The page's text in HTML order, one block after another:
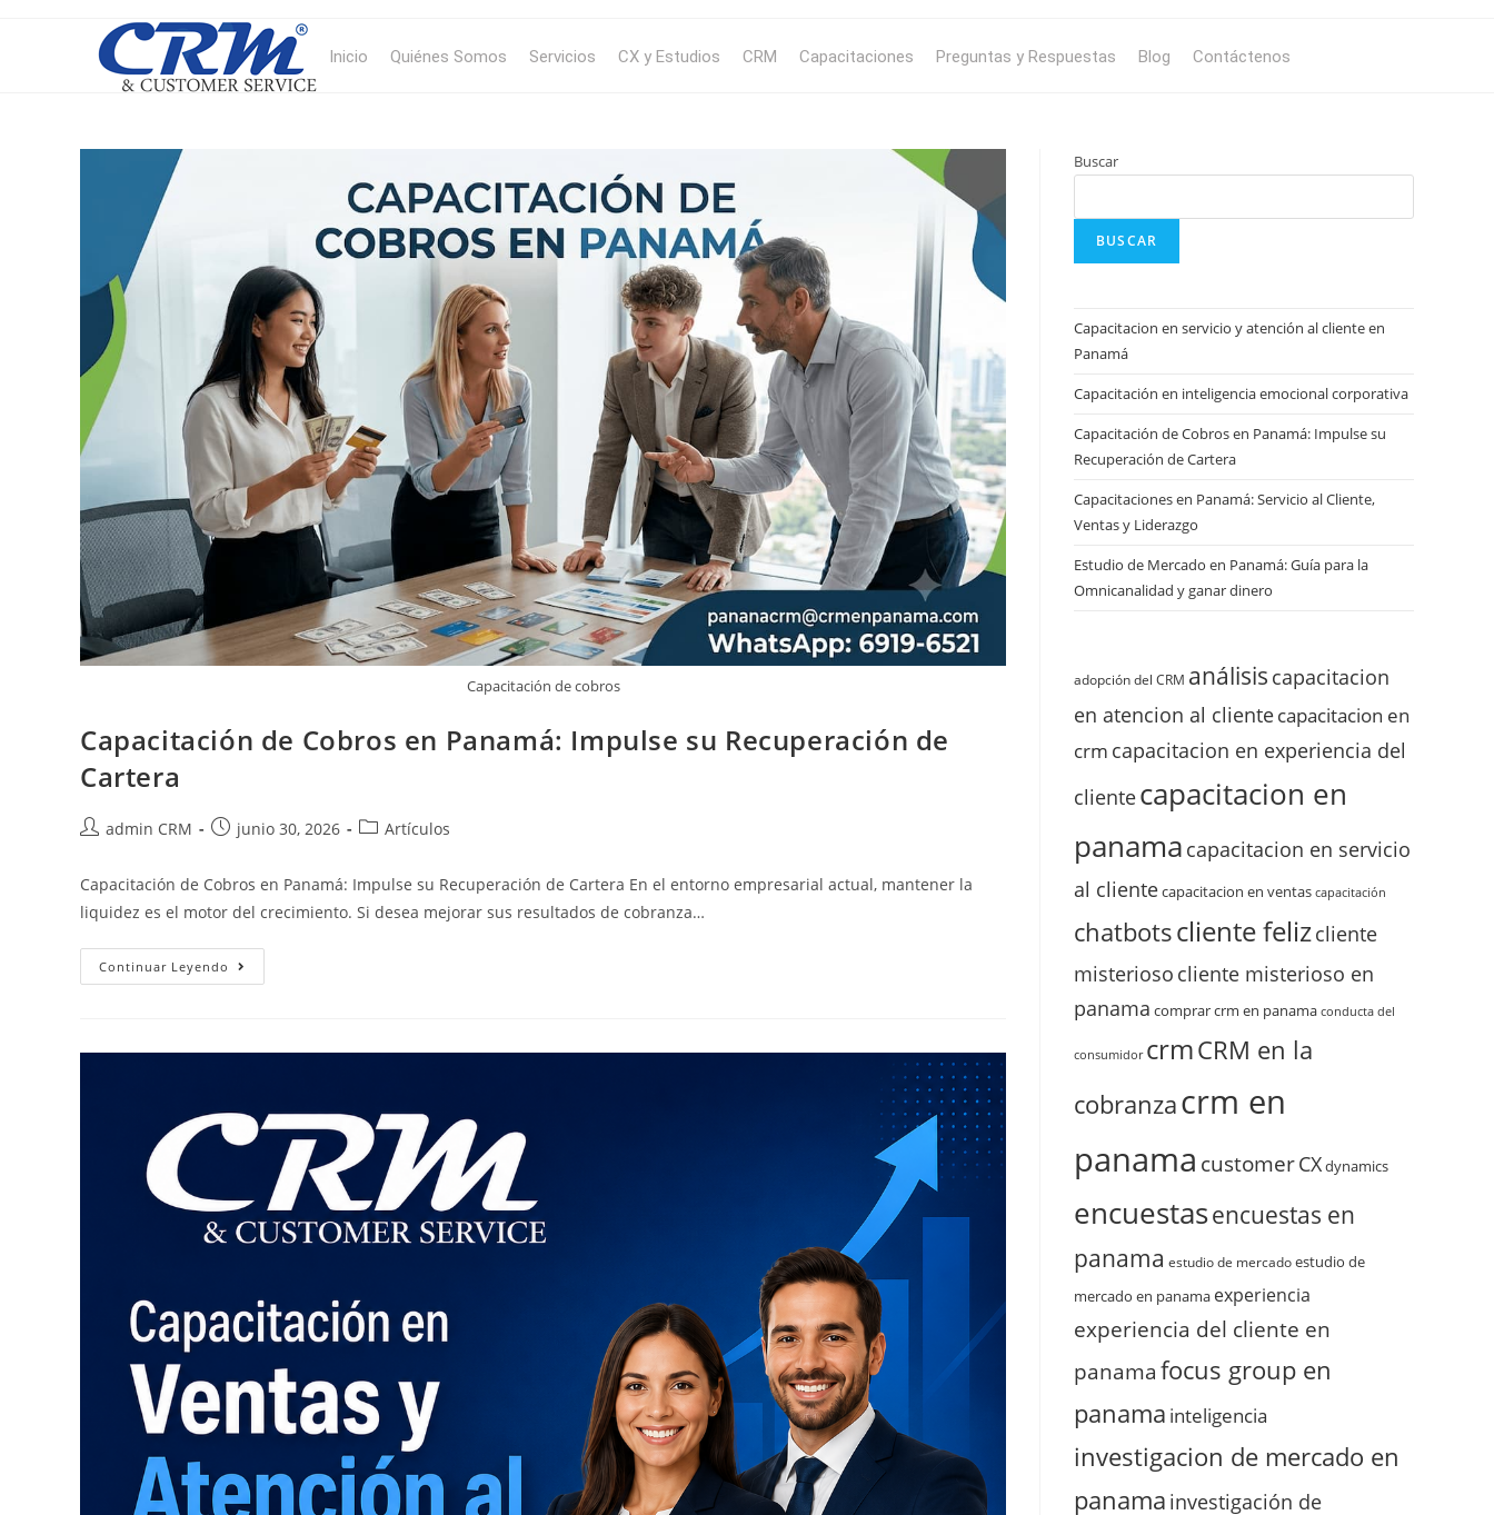
Inicio Quiénes Somos Servicios CX y Estudios CRM Capacitaciones Preguntas y Respuestas Blog Contáctenos
Capacitación de cobros
Capacitación de Cobros en Panamá: Impulse su Recuperación de
Cartera
admin CRM junio 30, 2026 Artículos
Capacitación de Cobros en Panamá: Impulse su Recuperación de Cartera En el entorno empresarial actual, mantener la
liquidez es el motor del crecimiento. Si desea mejorar sus resultados de cobranza…
Continuar Leyendo
Buscar
BUSCAR
Capacitacion en servicio y atención al cliente en
Panamá
Capacitación en inteligencia emocional corporativa
Capacitación de Cobros en Panamá: Impulse su
Recuperación de Cartera
Capacitaciones en Panamá: Servicio al Cliente,
Ventas y Liderazgo
Estudio de Mercado en Panamá: Guía para la
Omnicanalidad y ganar dinero
adopción del CRM análisis capacitacion
en atencion al clientecapacitacion en
crm capacitacion en experiencia del
clientecapacitacion en
panama capacitacion en servicio
al clientecapacitacion en ventas capacitación
chatbotscliente felizcliente
misterioso cliente misterioso en
panama comprar crm en panama conducta del
consumidor crmCRM en la
cobranzacrm en
panama customerCXdynamics
encuestasencuestas en
panama estudio de mercadoestudio de
mercado en panama experiencia
experiencia del cliente en
panamafocus group en
panama inteligencia
investigacion de mercado en
panama investigación de